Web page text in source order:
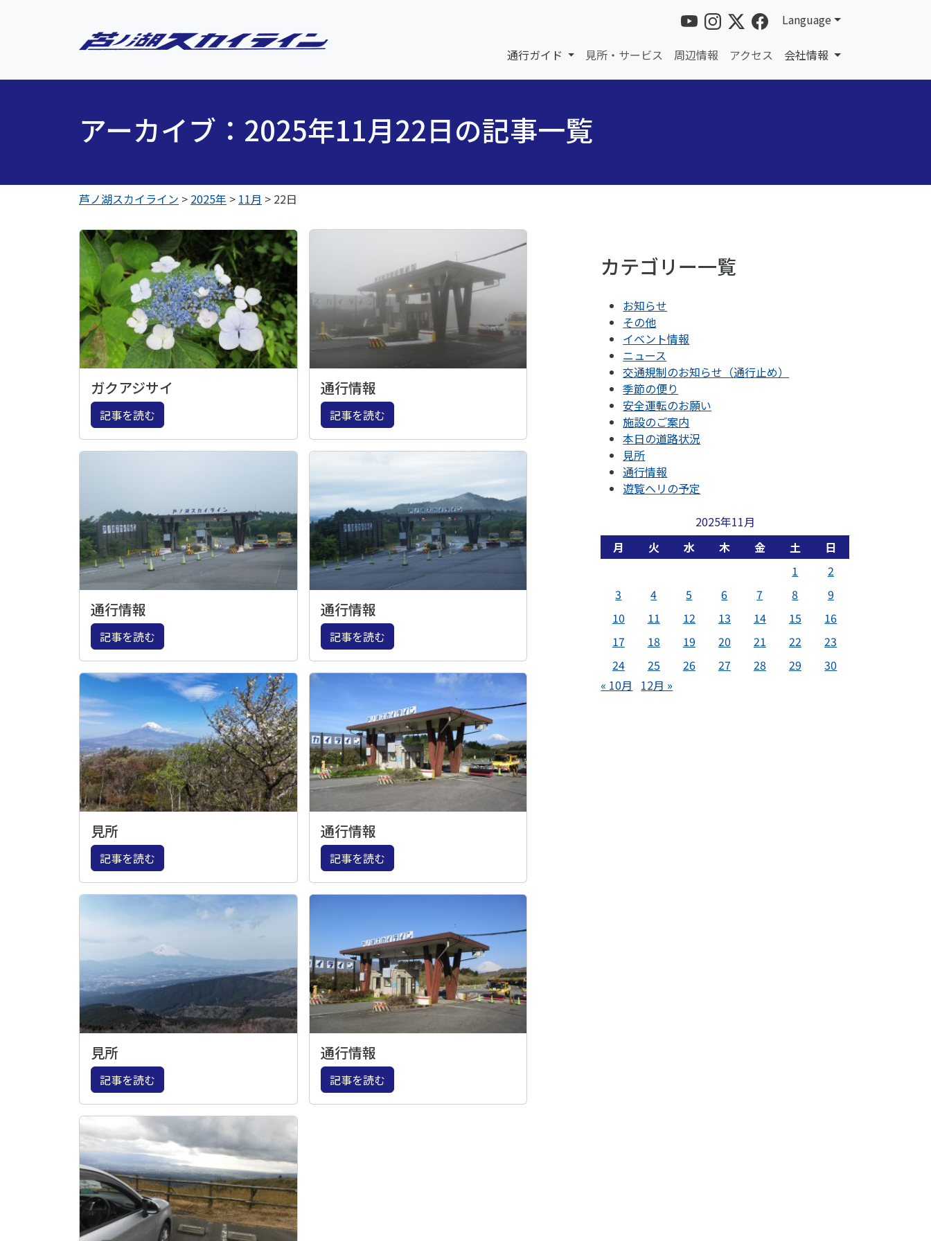
Language
通行ガイド 見所・サービス 周辺情報 アクセス 会社情報
アーカイブ：2025年11月22日の記事一覧
芦ノ湖スカイライン > 2025年 > 11月 > 22日
ガクアジサイ
記事を読む
通行情報
記事を読む
通行情報
記事を読む
通行情報
記事を読む
見所
記事を読む
通行情報
記事を読む
見所
記事を読む
通行情報
記事を読む
カテゴリー一覧
お知らせ
その他
イベント情報
ニュース
交通規制のお知らせ（通行止め）
季節の便り
安全運転のお願い
施設のご案内
本日の道路状況
見所
通行情報
遊覧ヘリの予定
2025年11月
月
火 水 木 金 土
日
1
2
3
4 5 6 7 8
9
10
11 12 13 14 15
16
17
18 19 20 21 22
23
24
25 26 27 28 29
30
« 10月
12月 »